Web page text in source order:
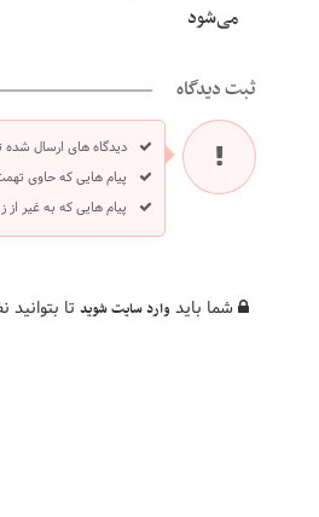
می‌شود
ثبت دیدگاه
دیدگاه های ارسال
پیام هایی که حاوی
پیام هایی که به غیر
شما باید وارد سایت شوید تا